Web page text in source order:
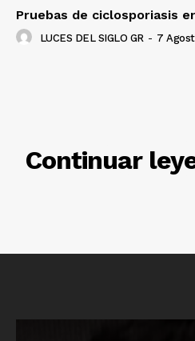
Pruebas de ciclosporiasis
LUCES DEL SIGLO GR - 7
Continuar